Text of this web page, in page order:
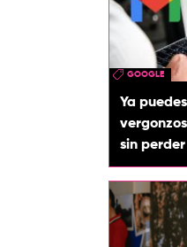
GOOGLE
Ya
sin